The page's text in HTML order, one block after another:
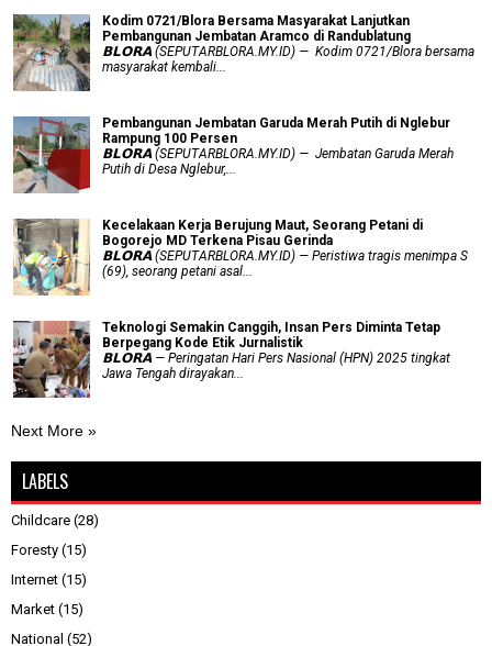
Kodim 0721/Blora Bersama Masyarakat Lanjutkan
Pembangunan Jembatan Aramco di Randublatung
𝗕𝗟𝗢𝗥𝗔 (SEPUTARBLORA.MY.ID) — Kodim 0721/Blora bersama
masyarakat kembali...
Pembangunan Jembatan Garuda Merah Putih di Nglebur
Rampung 100 Persen
𝗕𝗟𝗢𝗥𝗔 (SEPUTARBLORA.MY.ID) — Jembatan Garuda Merah
Putih di Desa Nglebur,...
Kecelakaan Kerja Berujung Maut, Seorang Petani di
Bogorejo MD Terkena Pisau Gerinda
𝗕𝗟𝗢𝗥𝗔 (SEPUTARBLORA.MY.ID) — Peristiwa tragis menimpa S
(69), seorang petani asal...
Teknologi Semakin Canggih, Insan Pers Diminta Tetap
Berpegang Kode Etik Jurnalistik
𝗕𝗟𝗢𝗥𝗔 — Peringatan Hari Pers Nasional (HPN) 2025 tingkat
Jawa Tengah dirayakan...
Next More »
LABELS
Childcare (28)
Foresty (15)
Internet (15)
Market (15)
National (52)